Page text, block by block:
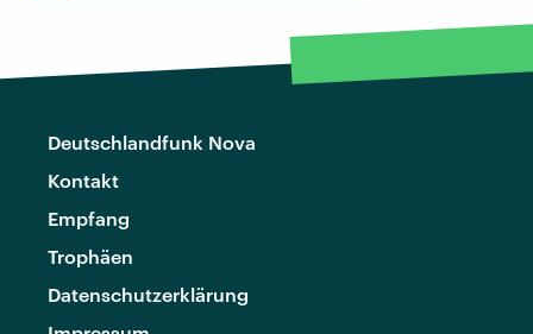
Deutschlandfunk Nova
Kontakt
Empfang
Trophäen
Datenschutzerklärung